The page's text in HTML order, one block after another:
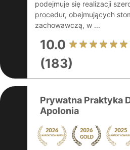
podejmuje się realizacji
procedur, obejmujących
zachowawczą, w ...
10.0
(183)
Prywatna Praktyka
Apolonia